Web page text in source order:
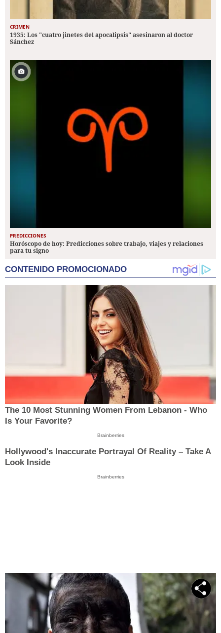
CRIMEN
1935: Los "cuatro jinetes del apocalipsis" asesinaron al doctor
Sánchez
PREDICCIONES
Horóscopo de hoy: Predicciones sobre trabajo, viajes y relaciones
para tu signo
CONTENIDO PROMOCIONADO
The 10 Most Stunning Women From Lebanon - Who
Is Your Favorite?
Brainberries
Hollywood's Inaccurate Portrayal Of Reality – Take A
Look Inside
Brainberries